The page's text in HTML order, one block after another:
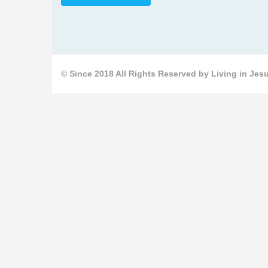
© Since 2018 All Rights Reserved by Living in